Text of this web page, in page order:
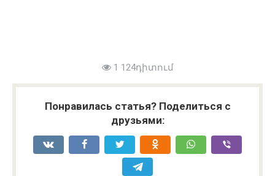
1 124դիտում
Понравилась статья? Поделиться с
друзьями: